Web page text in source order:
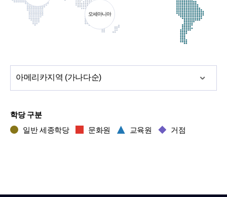
오세아니아
아메리카지역 (가나다순)
학당 구분
일반 세종학당
문화원 교육원 거점